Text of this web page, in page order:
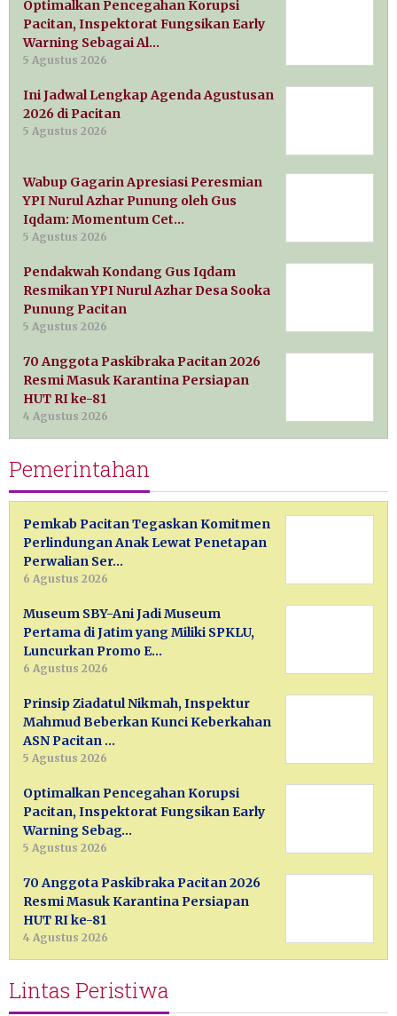
Optimalkan Pencegahan Korupsi
Pacitan, Inspektorat Fungsikan Early
Warning Sebagai Al…
5 Agustus 2026
Ini Jadwal Lengkap Agenda Agustusan
2026 di Pacitan
5 Agustus 2026
Wabup Gagarin Apresiasi Peresmian
YPI Nurul Azhar Punung oleh Gus
Iqdam: Momentum Cet…
5 Agustus 2026
Pendakwah Kondang Gus Iqdam
Resmikan YPI Nurul Azhar Desa Sooka
Punung Pacitan
5 Agustus 2026
70 Anggota Paskibraka Pacitan 2026
Resmi Masuk Karantina Persiapan
HUT RI ke-81
4 Agustus 2026
Pemerintahan
Pemkab Pacitan Tegaskan Komitmen
Perlindungan Anak Lewat Penetapan
Perwalian Ser…
6 Agustus 2026
Museum SBY-Ani Jadi Museum
Pertama di Jatim yang Miliki SPKLU,
Luncurkan Promo E…
6 Agustus 2026
Prinsip Ziadatul Nikmah, Inspektur
Mahmud Beberkan Kunci Keberkahan
ASN Pacitan …
5 Agustus 2026
Optimalkan Pencegahan Korupsi
Pacitan, Inspektorat Fungsikan Early
Warning Sebag…
5 Agustus 2026
70 Anggota Paskibraka Pacitan 2026
Resmi Masuk Karantina Persiapan
HUT RI ke-81
4 Agustus 2026
Lintas Peristiwa